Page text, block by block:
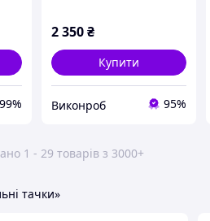
99%
2 350₴
Купити
Виконроб 95%
1 - 29 товарів з 3000+
тачки»